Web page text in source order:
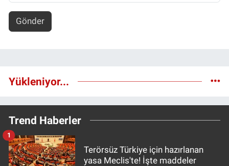
Gönder
Yükleniyor...
Trend Haberler
Terörsüz Türkiye için hazırlanan
yasa Meclis'te! İşte maddeler
1